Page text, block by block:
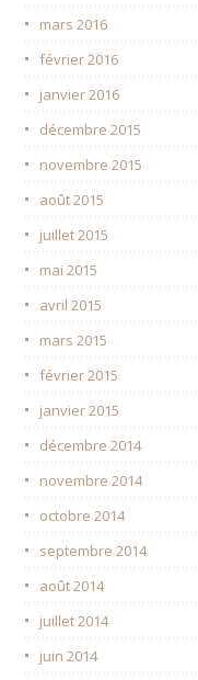
mars 2016
février 2016
janvier 2016
décembre 2015
novembre 2015
août 2015
juillet 2015
mai 2015
avril 2015
mars 2015
février 2015
janvier 2015
décembre 2014
novembre 2014
octobre 2014
septembre 2014
août 2014
juillet 2014
juin 2014